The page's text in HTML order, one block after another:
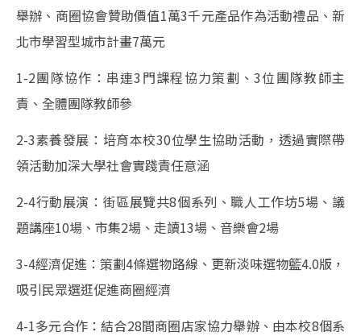
舉辦、商圈協會贊助價值1萬3千元產品作為活動禮品、新
北市學習型城市計畫7萬元
1-2團隊協作：串連3門課程協力策劃、3位團隊教師主
責、全體團隊教師參
2-3素養發展：培育本校30位學生協助活動，透過實際帶
領活動加深大學社會實踐責任意涵
2-4行動展演：街區展覽共8個系列、職人工作坊5場、議
題講座10場、市集2場、走讀13場、音樂會2場
3-4經濟促進：策劃4條選物路線、更新淡味選物籃4.0版，
吸引民眾選逛促進商圈經濟
4-1多元合作：結合28間商圈店家協力舉辦、由本校8個系